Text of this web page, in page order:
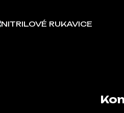
NITRILOVÉ RUKAVICE